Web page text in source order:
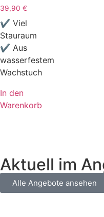
39,90 €
✔ Viel
Stauraum
✔ Aus
wasserfestem
Wachstuch
In den
Warenkorb
Aktuell im
Alle Angebote ansehen